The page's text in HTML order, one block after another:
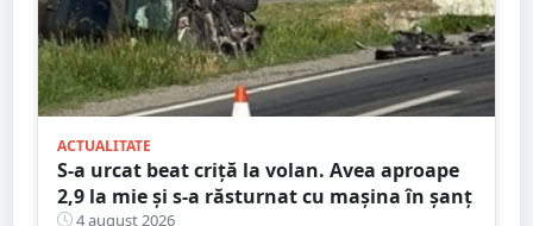
ACTUALITATE
S-a urcat beat criță la volan. Avea aproape
2,9 la mie și s-a răsturnat cu mașina în șanț
4 august 2026